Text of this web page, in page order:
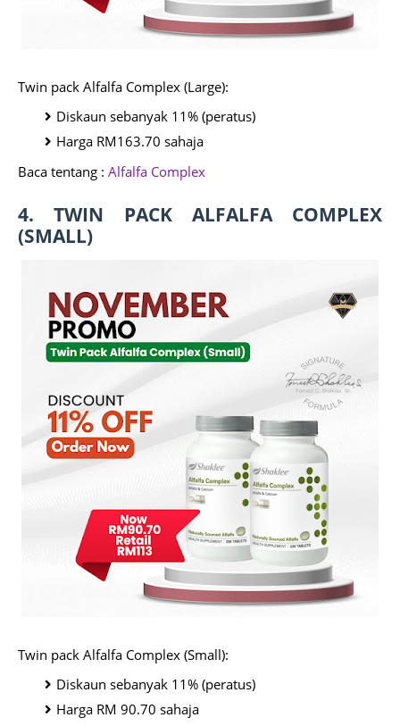
Twin pack Alfalfa Complex (Large):
Diskaun sebanyak 11% (peratus)
Harga RM163.70 sahaja
Baca tentang : Alfalfa Complex
4. TWIN PACK ALFALFA COMPLEX
(SMALL)
Twin pack Alfalfa Complex (Small):
Diskaun sebanyak 11% (peratus)
Harga RM 90.70 sahaja